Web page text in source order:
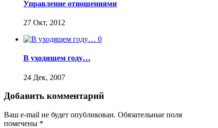
Управление отношениями
27 Окт, 2012
0
В уходящем году…
24 Дек, 2007
Добавить комментарий
Ваш e-mail не будет опубликован. Обязательные поля
помечены *